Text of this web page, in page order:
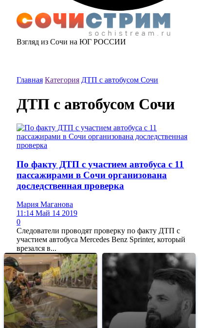
Взгляд из Сочи на ЮГ РОССИИ
Главная Категория ДТП с автобусом Сочи
ДТП с автобусом Сочи
По факту ДТП с участием автобуса с 11
пассажирами в Сочи организована
доследственная проверка
Мария Маганова
11:14 Май 14 2019
0
Следователи проводят проверку по факту ДТП с
участием автобуса Mercedes Benz Sprinter, который
врезался в...